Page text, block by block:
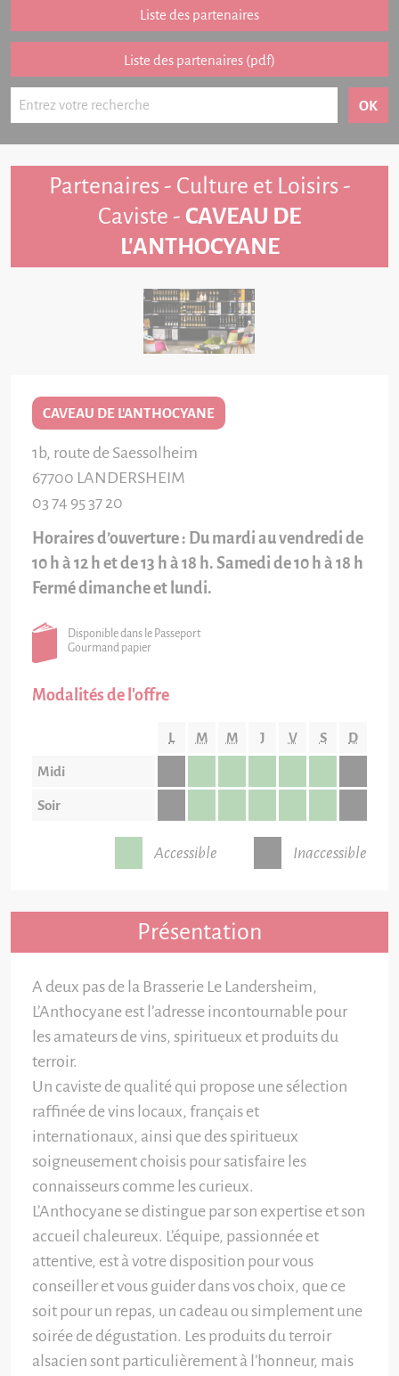
FAQ
Livre d'or
Liste des partenaires
Liste des partenaires (pdf)
Partenaires - Culture et Loisirs -
Caviste - CAVEAU DE
L'ANTHOCYANE
CAVEAU DE L'ANTHOCYANE
1b, route de Saessolheim
67700 LANDERSHEIM
03 74 95 37 20
Horaires d’ouverture : Du mardi au vendredi de
10 h à 12 h et de 13 h à 18 h. Samedi de 10 h à 18 h
Fermé dimanche et lundi.
Disponible dans le Passeport
Gourmand papier
Modalités de l'offre
L M M J V S D
Midi
Soir
Accessible Inaccessible
Présentation
A deux pas de la Brasserie Le Landersheim,
L’Anthocyane est l’adresse incontournable pour
les amateurs de vins, spiritueux et produits du
terroir.
Un caviste de qualité qui propose une sélection
raffinée de vins locaux, français et
internationaux, ainsi que des spiritueux
soigneusement choisis pour satisfaire les
connaisseurs comme les curieux.
L’Anthocyane se distingue par son expertise et son
accueil chaleureux. L’équipe, passionnée et
attentive, est à votre disposition pour vous
conseiller et vous guider dans vos choix, que ce
soit pour un repas, un cadeau ou simplement une
soirée de dégustation. Les produits du terroir
alsacien sont particulièrement à l’honneur, mais